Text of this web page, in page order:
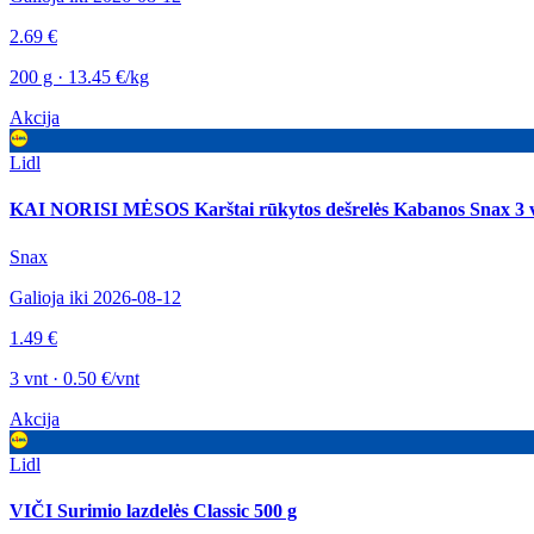
2.69 €
200 g · 13.45 €/kg
Akcija
Lidl
KAI NORISI MĖSOS Karštai rūkytos dešrelės Kabanos Snax 3
Snax
Galioja iki 2026-08-12
1.49 €
3 vnt · 0.50 €/vnt
Akcija
Lidl
VIČI Surimio lazdelės Classic 500 g